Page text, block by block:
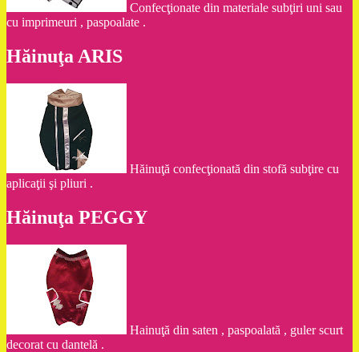
Confecţionate din materiale subţiri uni sau
cu imprimeuri , paspoalate .
Hăinuţa ARIS
Hăinuţă confecţionată din stofă subţire cu
aplicaţii şi pliuri .
Hăinuţa PEGGY
Hainuţă din saten , paspoalată , guler scurt
decorat cu dantelă .